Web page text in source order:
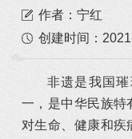
作者：宁红
创建时间：
非遗是我国
一，是中华民族特
对生命、健康和疾